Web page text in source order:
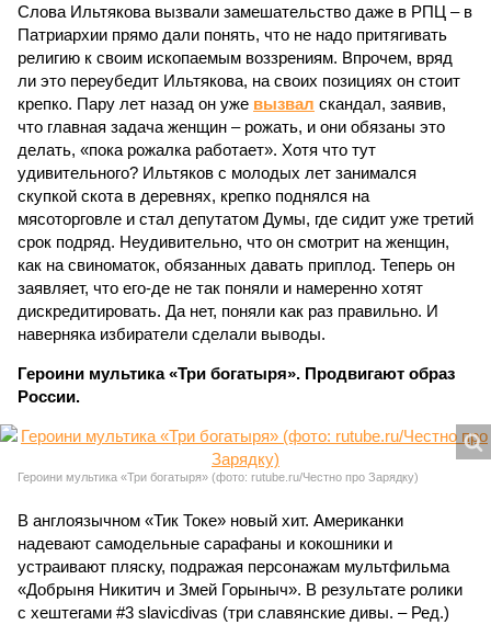
Слова Ильтякова вызвали замешательство даже в РПЦ – в
Патриархии прямо дали понять, что не надо притягивать
религию к своим ископаемым воззрениям. Впрочем, вряд
ли это переубедит Ильтякова, на своих позициях он стоит
крепко. Пару лет назад он уже вызвал скандал, заявив,
что главная задача женщин – рожать, и они обязаны это
делать, «пока рожалка работает». Хотя что тут
удивительного? Ильтяков с молодых лет занимался
скупкой скота в деревнях, крепко поднялся на
мясоторговле и стал депутатом Думы, где сидит уже третий
срок подряд. Неудивительно, что он смотрит на женщин,
как на свиноматок, обязанных давать приплод. Теперь он
заявляет, что его-де не так поняли и намеренно хотят
дискредитировать. Да нет, поняли как раз правильно. И
наверняка избиратели сделали выводы.
Героини мультика «Три богатыря». Продвигают образ
России.
Героини мультика «Три богатыря» (фото: rutube.ru/Честно про Зарядку)
В англоязычном «Тик Токе» новый хит. Американки
надевают самодельные сарафаны и кокошники и
устраивают пляску, подражая персонажам мультфильма
«Добрыня Никитич и Змей Горыныч». В результате ролики
с хештегами #3 slavicdivas (три славянские дивы. – Ред.)